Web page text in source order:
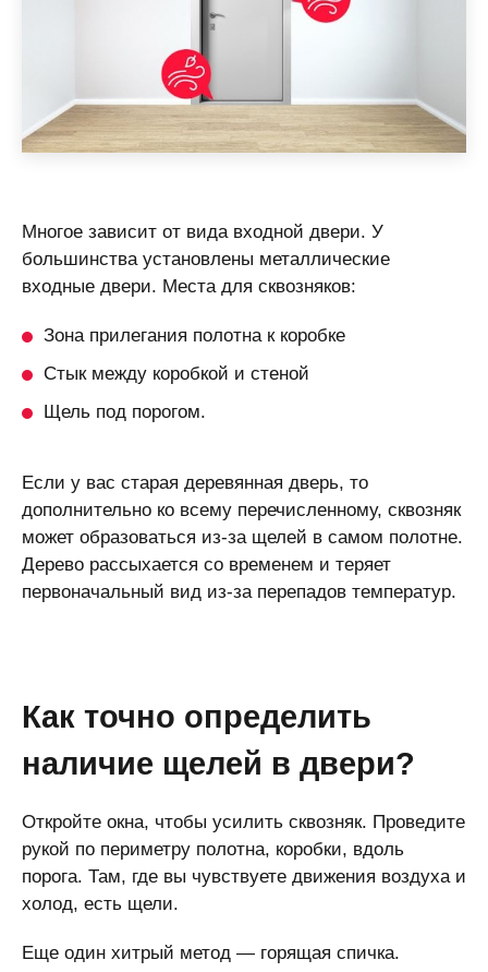
Многое зависит от вида входной двери. У
большинства установлены металлические
входные двери. Места для сквозняков:
Зона прилегания полотна к коробке
Стык между коробкой и стеной
Щель под порогом.
Если у вас старая деревянная дверь, то
дополнительно ко всему перечисленному, сквозняк
может образоваться из-за щелей в самом полотне.
Дерево рассыхается со временем и теряет
первоначальный вид из-за перепадов температур.
Как точно определить
наличие щелей в двери?
Откройте окна, чтобы усилить сквозняк. Проведите
рукой по периметру полотна, коробки, вдоль
порога. Там, где вы чувствуете движения воздуха и
холод, есть щели.
Еще один хитрый метод ― горящая спичка.